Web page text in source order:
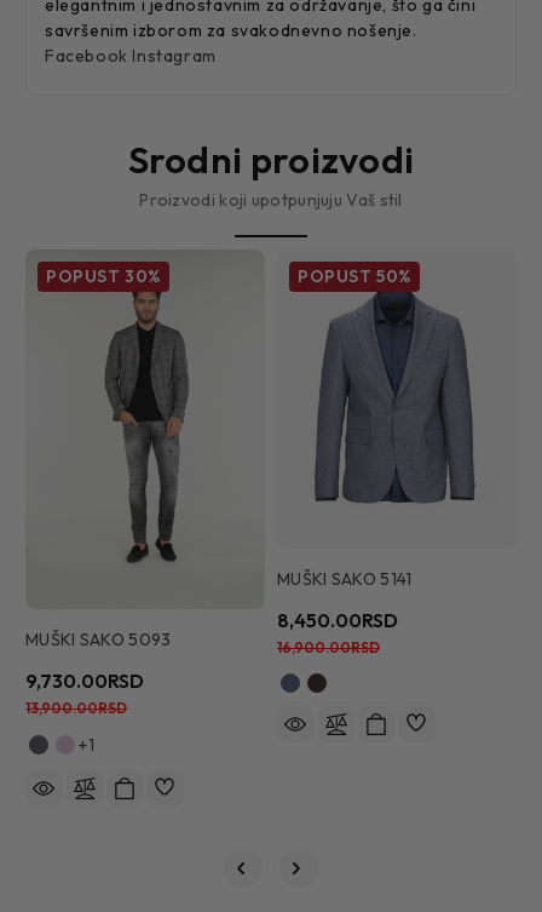
savršenim izborom za svakodnevno nošenje.
Facebook Instagram
Srodni proizvodi
Proizvodi koji upotpunjuju Vaš stil
POPUST30%
MUŠKI SAKO 5093
9,730.00RSD
13,900.00RSD
+1
POPUST50%
MUŠKI SAKO 5141
8,450.00RSD
16,900.00RSD